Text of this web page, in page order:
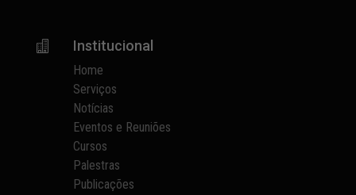
 Institucional
Home
Serviços
Notícias
Eventos e Reuniões
Cursos
Palestras
Publicações